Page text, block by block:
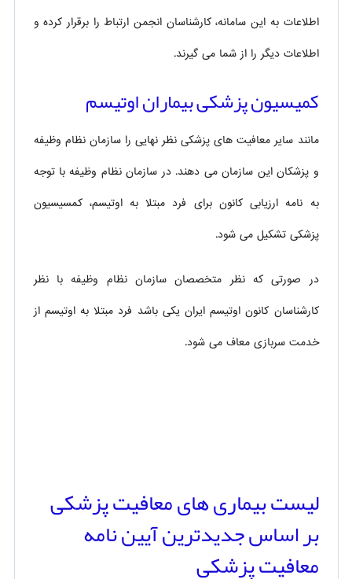
اطلاعات به این سامانه، کارشناسان انجمن ارتباط را برقرار کرده و
اطلاعات دیگر را از شما می گیرند.
کمیسیون پزشکی بیماران اوتیسم
مانند سایر معافیت های پزشکی نظر نهایی را سازمان نظام وظیفه
و پزشکان این سازمان می دهند. در سازمان نظام وظیفه با توجه
به نامه ارزیابی کانون برای فرد مبتلا به اوتیسم، کمسیسیون
پزشکی تشکیل می شود.
در صورتی که نظر متخصصان سازمان نظام وظیفه با نظر
کارشناسان کانون اوتیسم ایران یکی باشد فرد مبتلا به اوتیسم از
خدمت سربازی معاف می شود.
لیست بیماری های معافیت پزشکی
بر اساس جدیدترین آیین نامه
معافیت پزشکی